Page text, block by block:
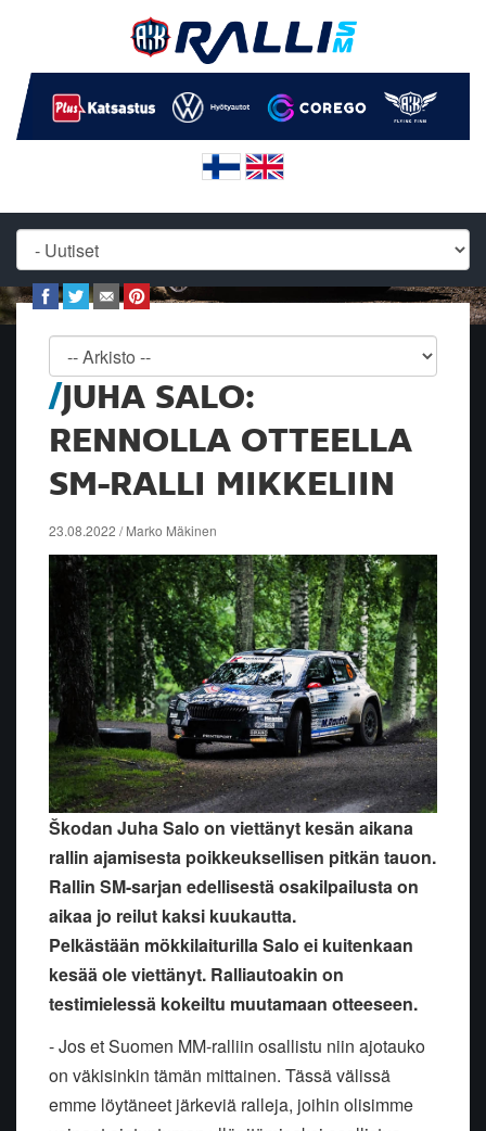
JUHA SALO:
RENNOLLA OTTEELLA
SM-RALLI MIKKELIIN
23.08.2022 / Marko Mäkinen
Škodan Juha Salo on viettänyt kesän aikana
rallin ajamisesta poikkeuksellisen pitkän tauon.
Rallin SM-sarjan edellisestäosakilpailusta on
aikaa jo reilut kaksi kuukautta.
Pelkästään mökkilaiturilla Salo ei kuitenkaan
kesää ole viettänyt. Ralliautoakin on
testimielessä kokeiltu muutamaan otteeseen.
- Jos et Suomen MM-ralliin osallistu niin ajotauko
on väkisinkin tämän mittainen. Tässä välissä
emme löytäneet järkeviä ralleja, joihin olisimme